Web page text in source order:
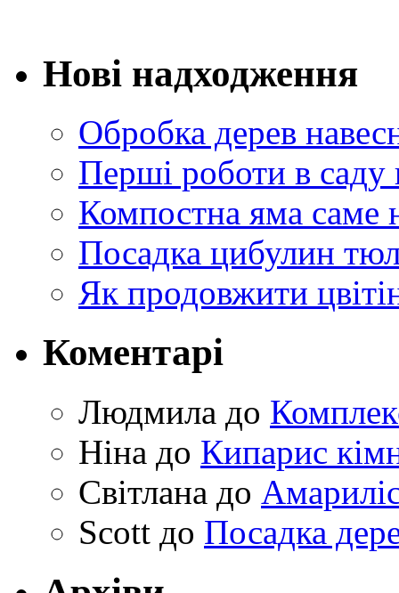
Нові надходження
Обробка дерев
Перші роботи в саду
Компостна яма саме
Посадка цибулин
Як продовжити
Коментарі
Людмила до
Ніна до Кипарис
Світлана до
Scott до Посадка